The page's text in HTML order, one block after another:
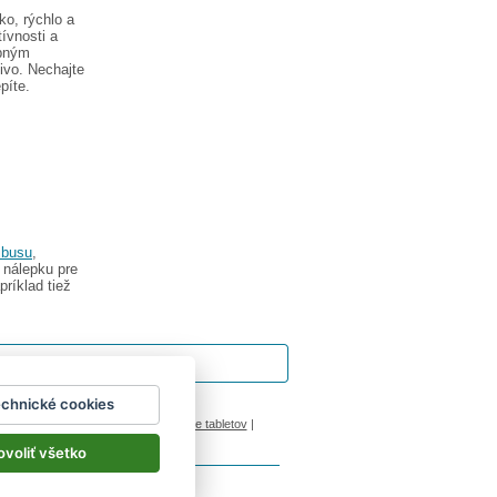
rýchlo a
a
Nechajte
,
pre
tiež
|Impressum
manžel česká lípa|porovnanie tabletov|
cookies
všetko